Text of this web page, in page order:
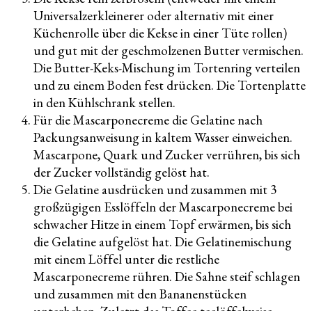
Universalzerkleinerer oder alternativ mit einer
Küchenrolle über die Kekse in einer Tüte rollen)
und gut mit der geschmolzenen Butter vermischen.
Die Butter-Keks-Mischung im Tortenring verteilen
und zu einem Boden fest drücken. Die Tortenplatte
in den Kühlschrank stellen.
Für die Mascarponecreme die Gelatine nach
Packungsanweisung in kaltem Wasser einweichen.
Mascarpone, Quark und Zucker verrühren, bis sich
der Zucker vollständig gelöst hat.
Die Gelatine ausdrücken und zusammen mit 3
großzügigen Esslöffeln der Mascarponecreme bei
schwacher Hitze in einem Topf erwärmen, bis sich
die Gelatine aufgelöst hat. Die Gelatinemischung
mit einem Löffel unter die restliche
Mascarponecreme rühren. Die Sahne steif schlagen
und zusammen mit den Bananenstücken